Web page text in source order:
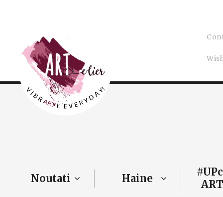
Noutati Haine